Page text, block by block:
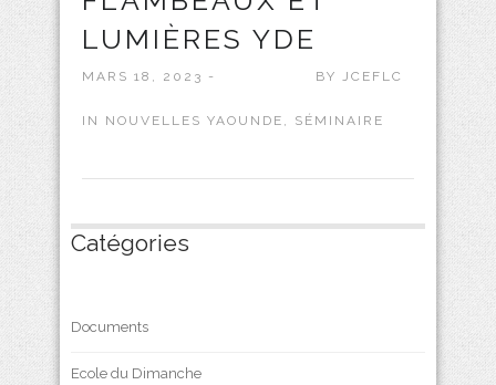
LUMIÈRES YDE
MARS 18, 2023 - BY JCEFLC
IN NOUVELLES YAOUNDE SÉMINAIRE
Catégories
Documents
Ecole du Dimanche